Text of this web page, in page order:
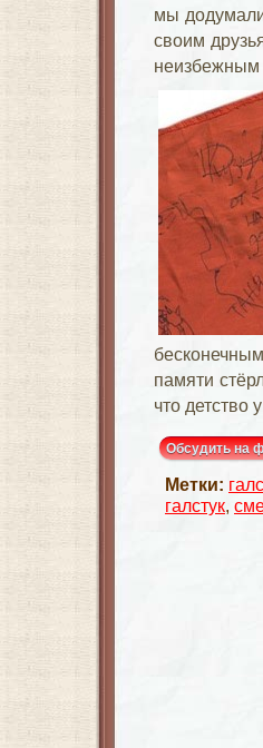
мы
своим
неизбежным
памяти
что детство
Обсудить на
Метки:
галстук,